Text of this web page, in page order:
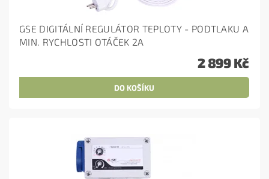
GSE DIGITÁLNÍ REGULÁTOR TEPLOTY - PODTLAKU A
MIN. RYCHLOSTI OTÁČEK 2A
2 899 Kč